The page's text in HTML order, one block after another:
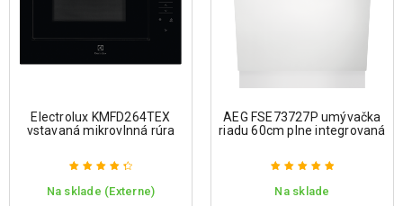
Electrolux KMFD264TEX
vstavaná mikrovlnná rúra
Hodnotenie
Na sklade (Externe)
AEG FSE73727P umývačka
riadu 60cm plne integrovaná
Hodnotenie
Na sklade